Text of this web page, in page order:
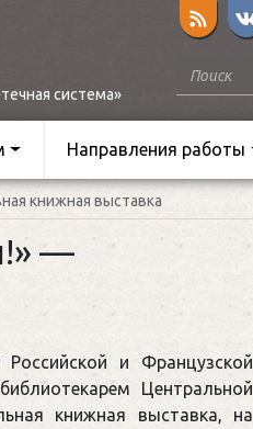
система»
Направления работы
книжная выставка
—
и Французской
Центральной
книжная выставка, на